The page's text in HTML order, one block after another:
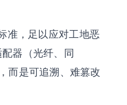
准，足以应对工地恶
器（光纤、同
而是可追溯、难篡改